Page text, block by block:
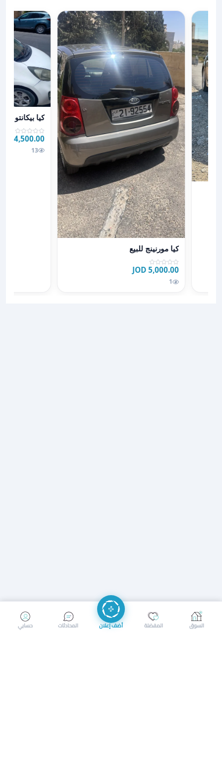
عرض تفاصيل كيا مورنينج للبيع
كيا مورنينج للبيع
5,000.00 JOD
1
عرض تفاصيل كيا
كيا بيكانتو 2013 للبيع
4,500.00 JOD
13
إرسال رسالة إجراء مكالمة
حسابي المحادثات أضف إعلان المفضلة السوق